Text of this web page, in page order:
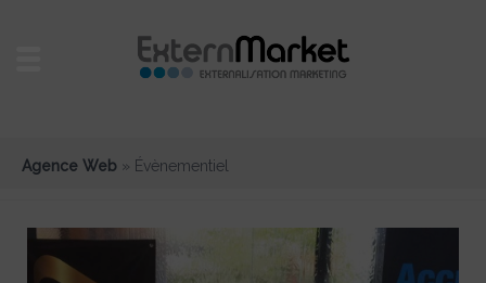
Agence Web » Évènementiel